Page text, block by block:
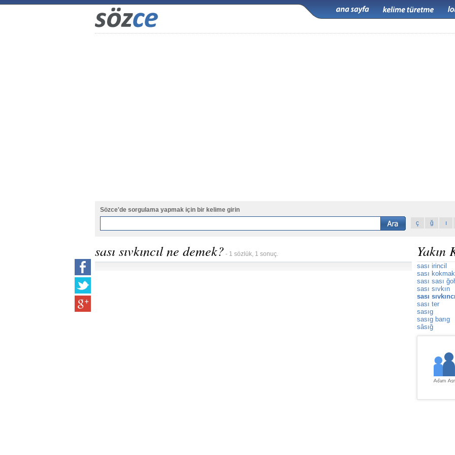
Sözce'de sorgulama yapmak için bir kelime girin
ç
ğ ı
sası sıvkıncıl ne demek? - 1 sözlük, 1 sonuç. Yakın
sası irincil
sası kokmak
sası sası
sası sıvkın
sası
sası ter
sasıg
sasıg barıg
sâsığ